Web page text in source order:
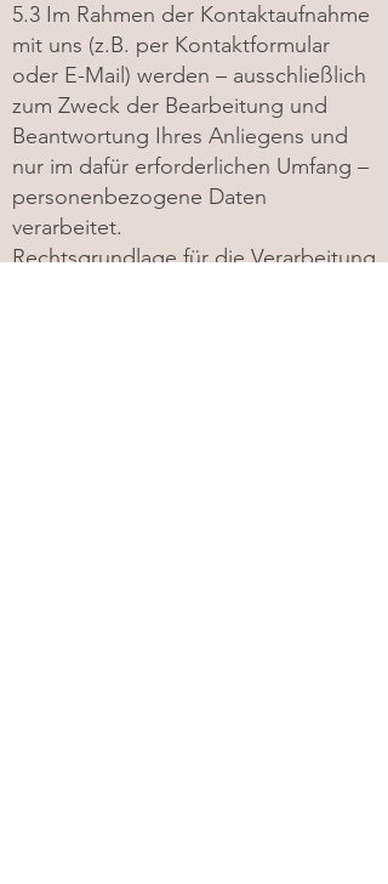
5.3 Im Rahmen der Kontaktaufnahme
mit uns (z.B. per Kontaktformular
oder E-Mail) werden – ausschließlich
zum Zweck der Bearbeitung und
Beantwortung Ihres Anliegens und
nur im dafür erforderlichen Umfang –
personenbezogene Daten
verarbeitet.
Rechtsgrundlage für die Verarbeitung